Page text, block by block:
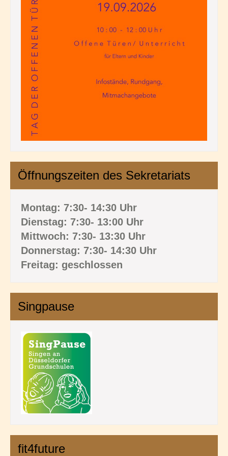
Öffnungszeiten des Sekretariats
Montag: 7:30- 14:30 Uhr
Dienstag: 7:30- 13:00 Uhr
Mittwoch: 7:30- 13:30 Uhr
Donnerstag: 7:30- 14:30 Uhr
Freitag: geschlossen
Singpause
fit4future